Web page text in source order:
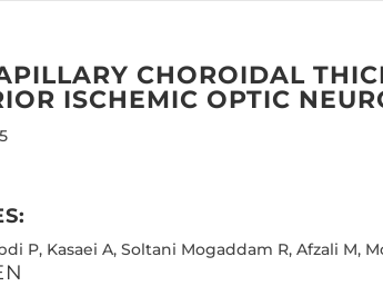
CHOROIDAL
ISCHEMIC OPTIC
P, Kasaei A, Soltani Mogaddam R, Afzali M,